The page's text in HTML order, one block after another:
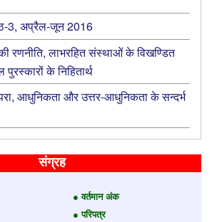
3, अप्रैल-जून 2016
रणनीति, लाभरहित संस्थाओं के विखण्डित
के निहितार्थ
आधुनिकता और उत्तर-आधुनिकता के सन्दर्भ
संग्रह
● वर्तमान अंक
● परिपत्र